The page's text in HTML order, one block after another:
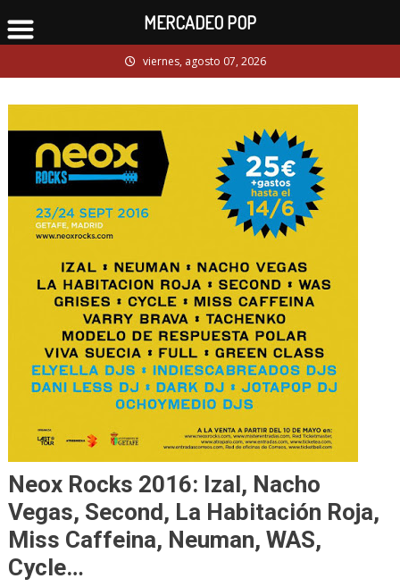
to
viernes, agosto 07, 2026
Neox Rocks 2016: Izal, Nacho
Vegas, Second, La Habitación Roja,
Miss Caffeina, Neuman, WAS,
Cycle…
MERCADEO POP